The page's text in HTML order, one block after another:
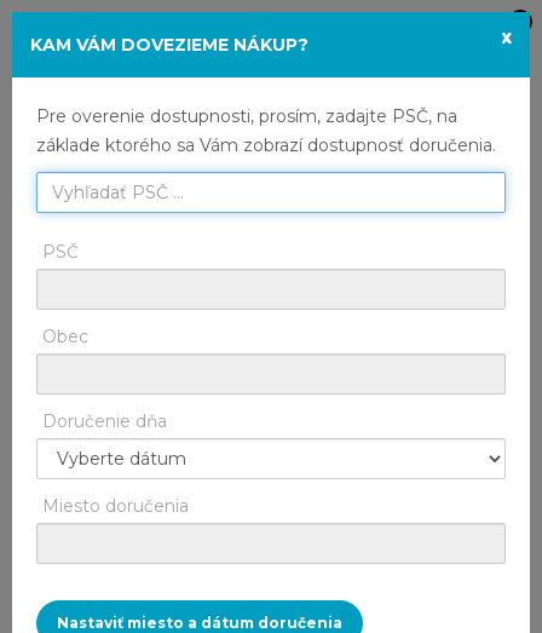
Toggle
HOME Trh
PSTRUH DÚHOVÝ
KAM VÁM DOVEZIEME NÁKUP? x
Pre overenie dostupnosti, prosím, zadajte PSČ, na
základe ktorého sa Vám zobrazí dostupnosť doručenia.
PSČ
Obec
Doručenie dňa
Miesto doručenia
Nastaviť miesto a dátum doručenia
Prečítajte si informácie o tom, ako cookies
používame a ako ich používanie môžete odmietnuť
nastavením svojho internetového prehliadača.
SÚHLASÍM
GDPR